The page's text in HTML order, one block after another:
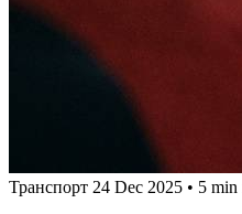
Транспорт 24 Dec 2025 • 5 min